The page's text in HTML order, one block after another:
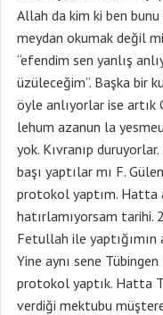
Allah da kim ki ben
meydan okumak değil
“efendim sen yanlış
üzüleceğim”. Başka bir
öyle anlıyorlar ise artık
lehum azanun la
yok. Kıvranıp duruyorlar.
başı yaptılar mı F.
protokol yaptım. Hatta
hatırlamıyorsam tarihi.
Fetullah ile yaptığımın
Yine aynı sene
protokol yaptık. Hatta
verdiği mektubu